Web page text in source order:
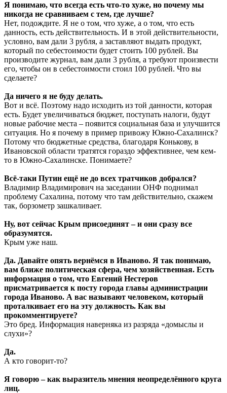
Я понимаю, что всегда есть что-то хуже, но почему мы
никогда не сравниваем с тем, где лучше?
Нет, подождите. Я не о том, что хуже, а о том, что есть
данность, есть действительность. И в этой действительности,
условно, вам дали 3 рубля, а заставляют выдать продукт,
который по себестоимости будет стоить 100 рублей. Вы
производите журнал, вам дали 3 рубля, а требуют произвести
его, чтобы он в себестоимости стоил 100 рублей. Что вы
сделаете?
Да ничего я не буду делать.
Вот и всё. Поэтому надо исходить из той данности, которая
есть. Будет увеличиваться бюджет, поступать налоги, будут
новые рабочие места – появится социальная база и улучшится
ситуация. Но я почему в пример привожу Южно-Сахалинск?
Потому что бюджетные средства, благодаря Конькову, в
Ивановской области тратятся гораздо эффективнее, чем кем-
то в Южно-Сахалинске. Понимаете?
Всё-таки Путин ещё не до всех тратчиков добрался?
Владимир Владимирович на заседании ОНФ поднимал
проблему Сахалина, потому что там действительно, скажем
так, борзометр зашкаливает.
Ну, вот сейчас Крым присоединят – и они сразу все
образумятся.
Крым уже наш.
Да. Давайте опять вернёмся в Иваново. Я так понимаю,
вам ближе политическая сфера, чем хозяйственная. Есть
информация о том, что Евгений Нестеров
присматривается к посту города главы администрации
города Иваново. А вас называют человеком, который
проталкивает его на эту должность. Как вы
прокомментируете?
Это бред. Информация наверняка из разряда «домыслы и
слухи»?
Да.
А кто говорит-то?
Я говорю – как выразитель мнения неопределённого круга
лиц.